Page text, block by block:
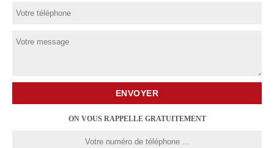
ON VOUS RAPPELLE GRATUITEMENT